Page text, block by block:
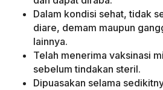
Dalam kondisi sehat, tidak
diare, demam maupun
lainnya.
Telah menerima vaksinasi
sebelum tindakan steril.
Dipuasakan selama